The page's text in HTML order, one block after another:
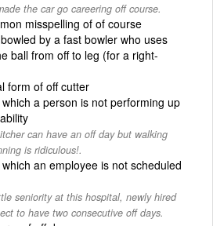
the car go careering off course.
misspelling of of course
by a fast bowler who uses
ball from off to leg (for a right-
form of off cutter
a person is not performing up
can have an off day but walking
is ridiculous!.
an employee is not scheduled
seniority at this hospital, newly hired
to have two consecutive off days.